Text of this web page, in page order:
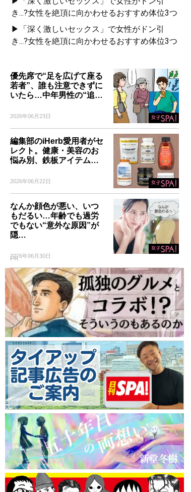
き...?女性を絶頂に向かわせるおすすめ体位3つ
▶「深く激しいセックス」で女性がドン引
き...?女性を絶頂に向かわせるおすすめ体位3つ
優先席で“足を広げて座る
若者”、誰も注意できずに
いたら…中年男性の“追…
2026年06月23日
編集部のiHerb愛用者がセ
レクト。健康・美容のお
悩み別、鉄板アイテム…
2026年06月22日
なんか顔色が悪い、いつ
もだるい…年齢でも過労
でもない“意外な原因”が
隠…
2026年06月30日
PR